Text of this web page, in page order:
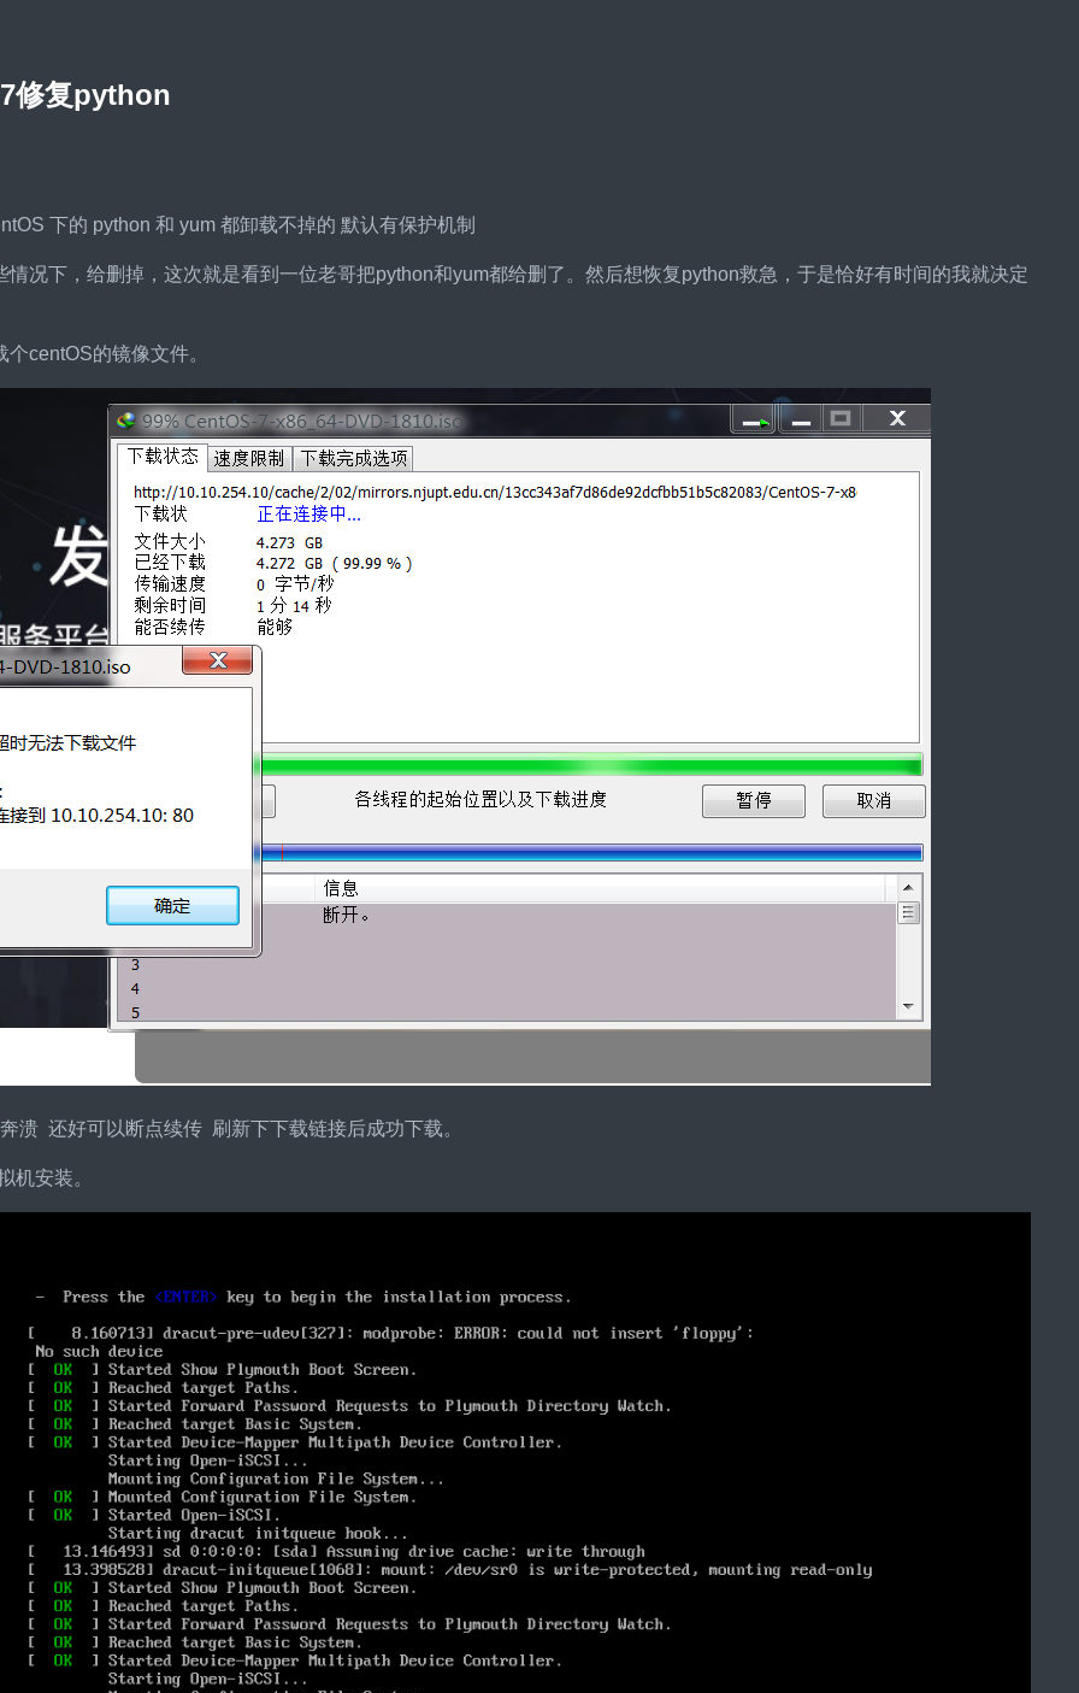
修复python
下的 python 和 yum 都卸载不掉的 默认有保护机制
情况下，给删掉，这次就是看到一位老哥把python和yum都给删了。然后想恢复python救急，于是恰好有时间的我就决定
个centOS的镜像文件。
溃 还好可以断点续传 刷新下下载链接后成功下载。
机安装。